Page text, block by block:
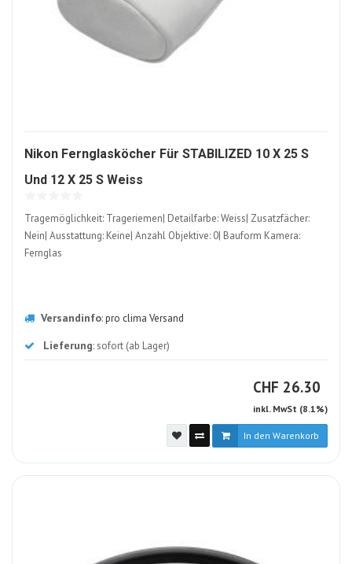
Nikon Fernglasköcher Für STABILIZED 10 X 25 S
Und 12 X 25 S Weiss
Tragemöglichkeit: Trageriemen| Detailfarbe: Weiss| Zusatzfächer:
Nein| Ausstattung: Keine| Anzahl Objektive: 0| Bauform Kamera:
Fernglas
Versandinfo:pro clima Versand
Lieferung: sofort (ab Lager)
CHF CHF
26.30
inkl. MwSt (8.1%)
In den Warenkorb